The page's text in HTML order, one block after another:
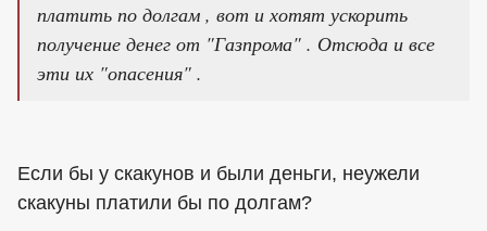
платить по долгам , вот и хотят ускорить
получение денег от "Газпрома" . Отсюда и все
эти их "опасения" .
Если бы у скакунов и были деньги, неужели
скакуны платили бы по долгам?